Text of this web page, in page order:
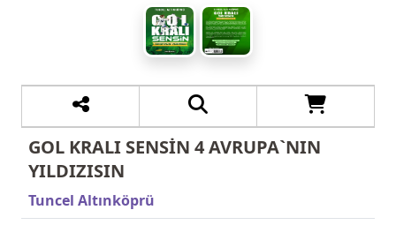
GOL KRALI SENSİN 4 AVRUPA`NIN
YILDIZISIN
Tuncel Altınköprü